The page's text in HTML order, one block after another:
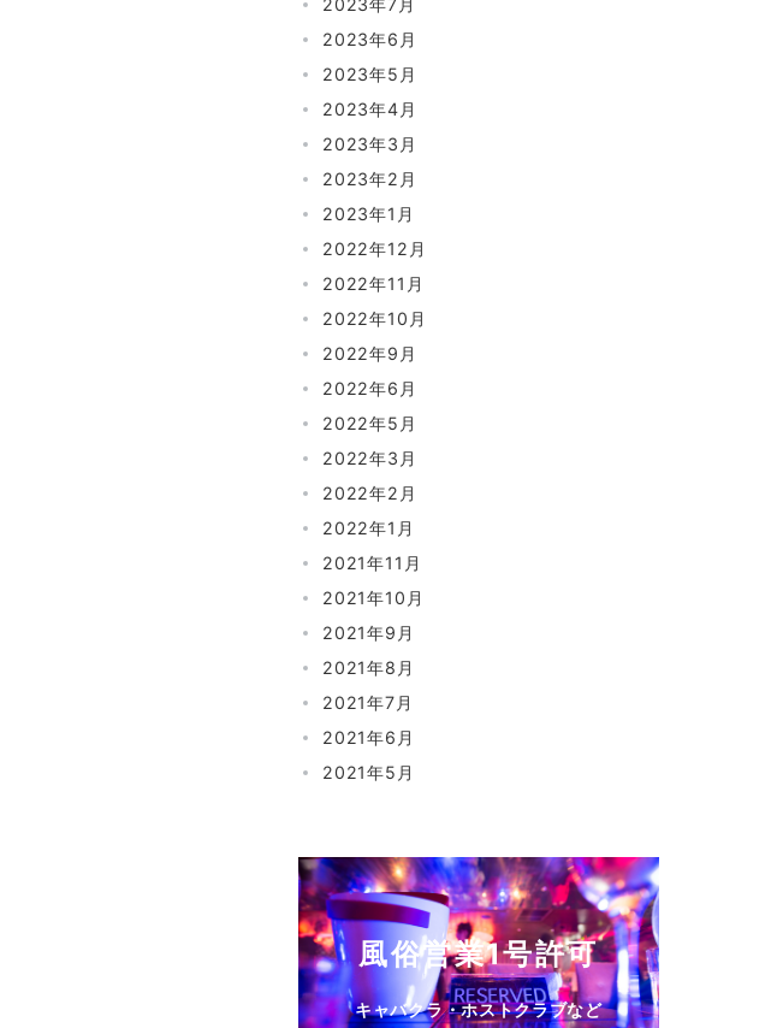
2023年7月
2023年6月
2023年5月
2023年4月
2023年3月
2023年2月
2023年1月
2022年12月
2022年11月
2022年10月
2022年9月
2022年6月
2022年5月
2022年3月
2022年2月
2022年1月
2021年11月
2021年10月
2021年9月
2021年8月
2021年7月
2021年6月
2021年5月
風俗営業1号許可
キャバクラ・ホストクラブなど